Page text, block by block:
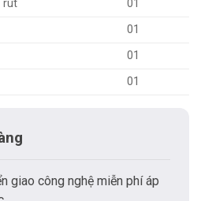
rút
01
01
01
01
giao công nghệ miễn phí áp